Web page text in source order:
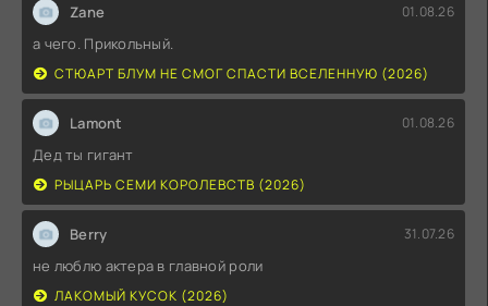
Zane 01.08.26
а чего. Прикольный.
СТЮАРТ БЛУМ НЕ СМОГ СПАСТИ ВСЕЛЕННУЮ (2026)
Lamont 01.08.26
Дед ты гигант
РЫЦАРЬ СЕМИ КОРОЛЕВСТВ (2026)
Berry 31.07.26
не люблю актера в главной роли
ЛАКОМЫЙ КУСОК (2026)